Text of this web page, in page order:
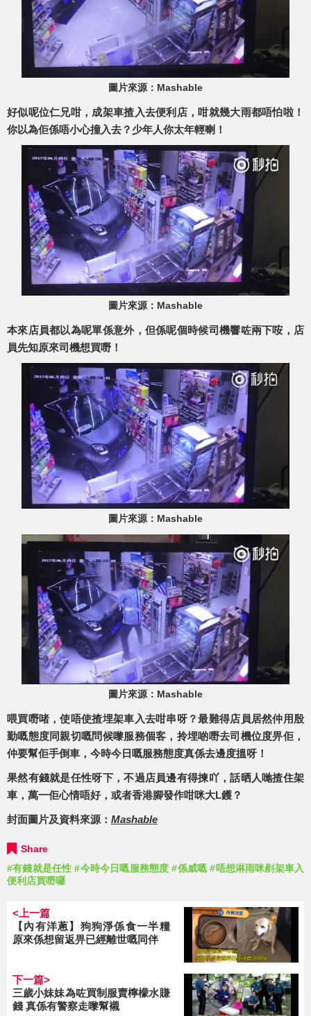
圖片來源：Mashable
好似呢位仁兄咁，成架車揸入去便利店，咁就幾大雨都唔怕啦！
你以為佢係唔小心撞入去？少年人你太年輕喇！
圖片來源：Mashable
本來店員都以為呢單係意外，但係呢個時候司機響咗兩下咹，店
員先知原來司機想買嘢！
圖片來源：Mashable
圖片來源：Mashable
喂買嘢啫，使唔使揸埋架車入去咁串呀？最難得店員居然仲用殷
勤嘅態度同親切嘅問候嚟服務個客，拎埋啲嘢去司機位度畀佢，
仲要幫佢手倒車，今時今日嘅服務態度真係去邊度搵呀！
果然有錢就是任性呀下，不過店員邊有得揀吖，話晒人哋揸住架
車，萬一佢心情唔好，或者香港腳發作咁咪大L鑊？
封面圖片及資料來源： Mashable
Share
#有錢就是任性 #今時今日嘅服務態度 #係威嘅 #唔想淋雨咪剷架車入
便利店買嘢囉
<上一篇
【內有洋蔥】狗狗淨係食一半糧
原來係想留返畀已經離世嘅同伴
下一篇>
三歲小妹妹為咗買制服賣檸檬水賺
錢 真係有警察走嚟幫襯